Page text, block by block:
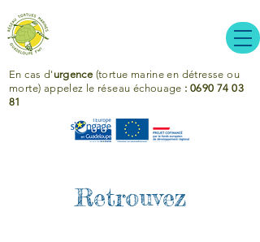
En cas d' urgence (tortue marine en détresse ou
morte) appelez le réseau échouage : 0690 74 03
81
Retrouvez